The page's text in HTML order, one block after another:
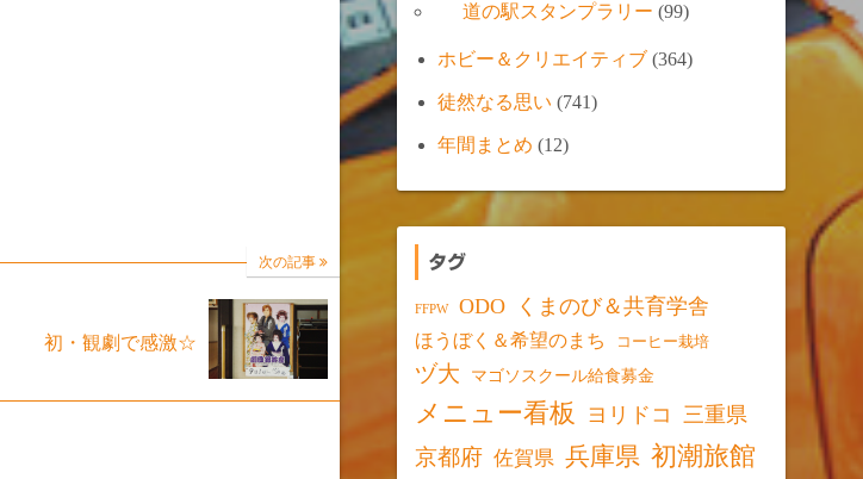
次の記事
初・観劇で感激☆
道の駅スタンプラリー (99)
ホビー＆クリエイティブ (364)
徒然なる思い (741)
年間まとめ (12)
タグ
FFPW ODO くまのび＆共育学舎
ほうぼく＆希望のまち コーヒー栽培
ヅ大 マゴソスクール給食募金
メニュー看板 ヨリドコ 三重県
京都府 佐賀県 兵庫県 初潮旅館